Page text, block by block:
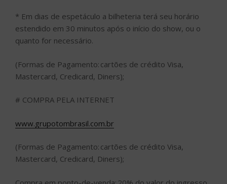
* Em dias de espetáculo a bilheteria terá seu horário
estendido em 30 minutos após o início do show, ou o
quanto for necessário.
(Formas de Pagamento: cartões de crédito Visa,
Mastercard, Credicard, Diners);
# COMPRA PELA INTERNET
www.grupotombrasil.com.br
(Formas de Pagamento: cartões de crédito Visa,
Mastercard, Credicard, Diners);